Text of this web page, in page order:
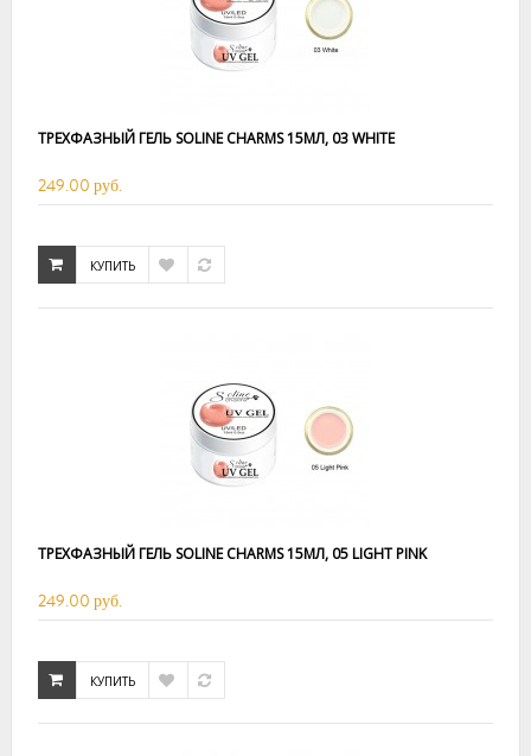
ТРЕХФАЗНЫЙ ГЕЛЬ SOLINE CHARMS 15МЛ, 03 WHITE
249.00 руб.
КУПИТЬ
ТРЕХФАЗНЫЙ ГЕЛЬ SOLINE CHARMS 15МЛ, 05 LIGHT PINK
249.00 руб.
КУПИТЬ